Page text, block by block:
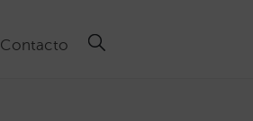
Contacto